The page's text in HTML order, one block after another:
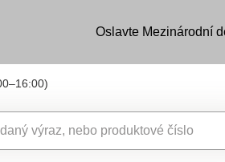
Oslavte Mezinárodní